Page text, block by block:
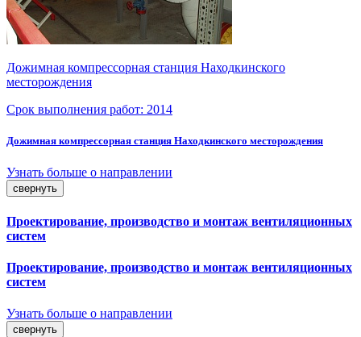
Дожимная компрессорная станция Находкинского
месторождения
Срок выполнения работ: 2014
Дожимная компрессорная станция Находкинского месторождения
Узнать больше о направлении
свернуть
Проектирование, производство и монтаж вентиляционных
систем
Проектирование, производство и монтаж вентиляционных
систем
Узнать больше о направлении
свернуть